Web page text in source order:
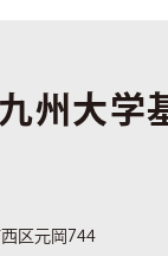
九州大学
区元岡744